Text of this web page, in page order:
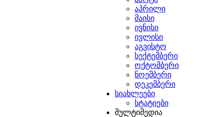
აპრილი
მაისი
ივნისი
ივლისი
აგვისტო
სექტემბერი
ოქტომბერი
ნოემბერი
დეკემბერი
სიახლეები
სტატიები
მულტიმედია